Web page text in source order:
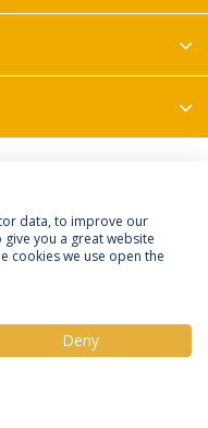
e Condições
Dados
Portuguesa
data, to improve our
you a great website
cookies we use open the
Deny